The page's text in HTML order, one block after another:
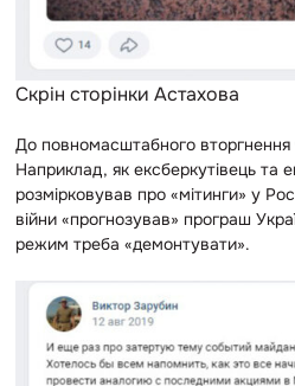
Скрін сторінки Астахова
До повномасштабного вторгнення
Наприклад, як ексберкутівець та
розмірковував про «мітинги» у
війни «прогнозував» програш
режим треба «демонтувати».